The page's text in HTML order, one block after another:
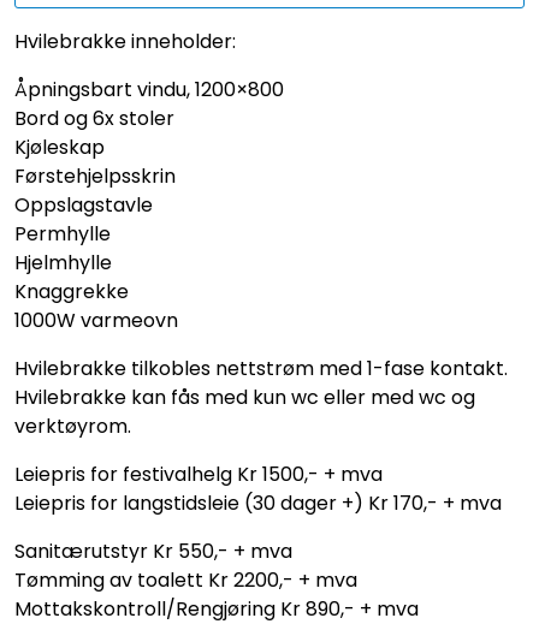
Hvilebrakke inneholder:
Åpningsbart vindu, 1200×800
Bord og 6x stoler
Kjøleskap
Førstehjelpsskrin
Oppslagstavle
Permhylle
Hjelmhylle
Knaggrekke
1000W varmeovn
Hvilebrakke tilkobles nettstrøm med 1-fase kontakt.
Hvilebrakke kan fås med kun wc eller med wc og
verktøyrom.
Leiepris for festivalhelg Kr 1500,- + mva
Leiepris for langstidsleie (30 dager +) Kr 170,- + mva
Sanitærutstyr Kr 550,- + mva
Tømming av toalett Kr 2200,- + mva
Mottakskontroll/Rengjøring Kr 890,- + mva